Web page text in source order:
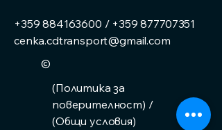
+359 884163600 / +359 877707351
cenka.cdtransport@gmail.com
©
(Политика за
поверителност) /
(Общи условия)